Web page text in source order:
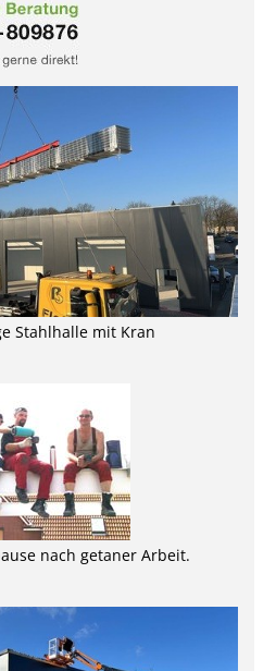
Stahlhalle mit Kran
nach getaner Arbeit.